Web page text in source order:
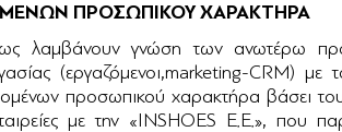
ΠΡΟΣΩΠΙΚΟΥ ΧΑΡΑΚΤΗΡΑ
λαμβάνουν γνώση των ανωτέρω
(εργαζόμενοι,marketing-CRM)
προσωπικού χαρακτήρα βάσει
με την «INSHOES Ε.Ε.», που